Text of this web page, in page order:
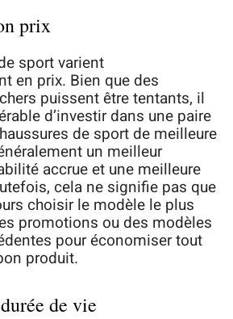
prix
sport varient
en prix. Bien que des
puissent être tentants, il
d’investir dans une paire
de sport de meilleure
un meilleur
accrue et une meilleure
cela ne signifie pas que
choisir le modèle le plus
promotions ou des modèles
pour économiser tout
produit.
de vie